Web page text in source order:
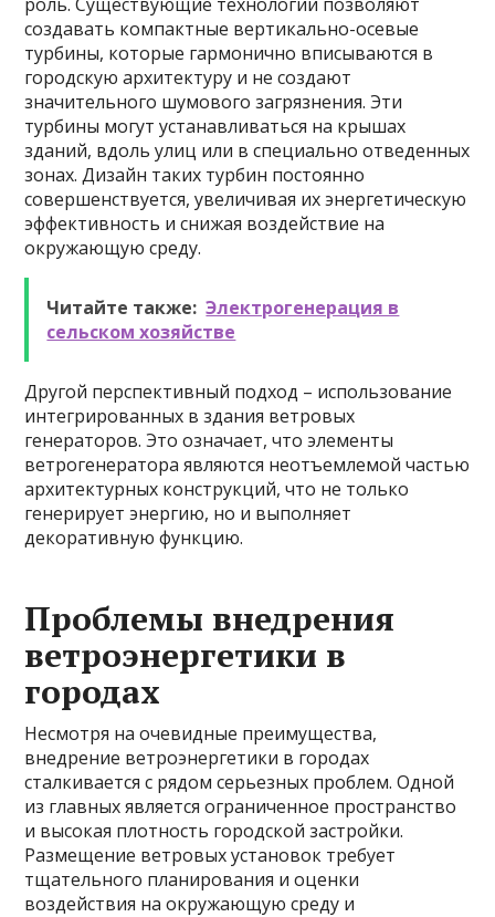
создавать компактные вертикально-осевые
турбины, которые гармонично вписываются в
городскую архитектуру и не создают
значительного шумового загрязнения. Эти
турбины могут устанавливаться на крышах
зданий, вдоль улиц или в специально отведенных
зонах. Дизайн таких турбин постоянно
совершенствуется, увеличивая их энергетическую
эффективность и снижая воздействие на
окружающую среду.
Читайте также: Электрогенерация в
сельском хозяйстве
Другой перспективный подход – использование
интегрированных в здания ветровых
генераторов. Это означает, что элементы
ветрогенератора являются неотъемлемой частью
архитектурных конструкций, что не только
генерирует энергию, но и выполняет
декоративную функцию.
Проблемы внедрения
ветроэнергетики в
городах
Несмотря на очевидные преимущества,
внедрение ветроэнергетики в городах
сталкивается с рядом серьезных проблем. Одной
из главных является ограниченное пространство
и высокая плотность городской застройки.
Размещение ветровых установок требует
тщательного планирования и оценки
воздействия на окружающую среду и